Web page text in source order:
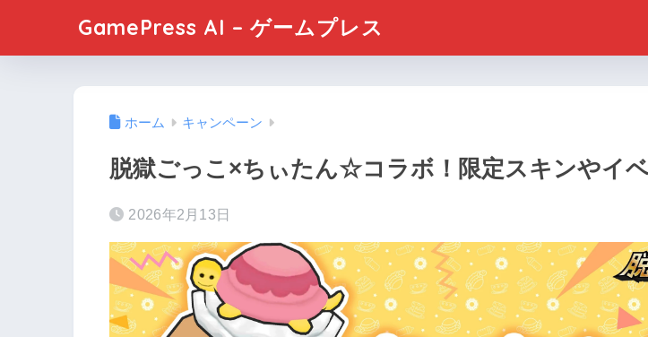
GamePress AI – ゲームプレス
ホーム キャンペーン
脱獄ごっこ×ちぃたん☆コラボ！限定スキンやイ
2026年2月13日